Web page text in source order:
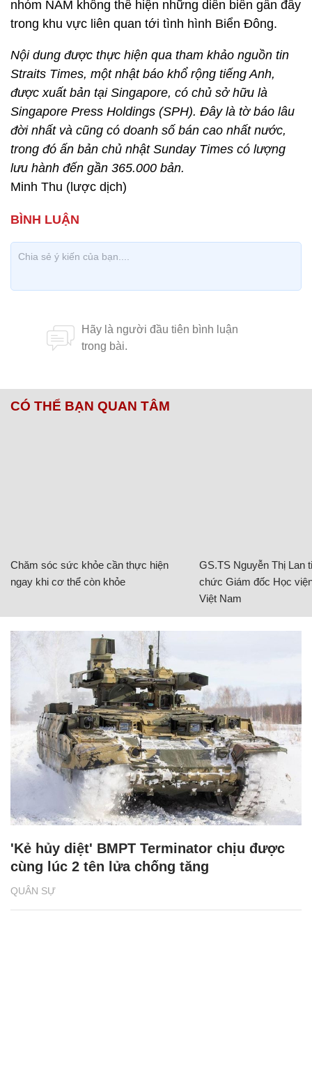
nhóm NAM không thể hiện những diễn biến gần đây
trong khu vực liên quan tới tình hình Biển Đông.
Nội dung được thực hiện qua tham khảo nguồn tin
Straits Times, một nhật báo khổ rộng tiếng Anh,
được xuất bản tại Singapore, có chủ sở hữu là
Singapore Press Holdings (SPH). Đây là tờ báo lâu
đời nhất và cũng có doanh số bán cao nhất nước,
trong đó ấn bản chủ nhật Sunday Times có lượng
lưu hành đến gần 365.000 bản.
Minh Thu (lược dịch)
CÓ THỂ BẠN QUAN TÂM
Chăm sóc sức khỏe cần thực hiện
ngay khi cơ thể còn khỏe
GS.TS Nguyễn Thị Lan
chức Giám đốc Học
Việt Nam
QUÂN SỰ
'Kẻ hủy diệt' BMPT Terminator chịu được
cùng lúc 2 tên lửa chống tăng